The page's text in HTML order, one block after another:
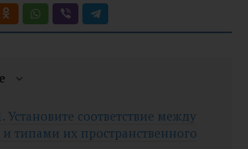
Установите соответствие между
типами их пространственного